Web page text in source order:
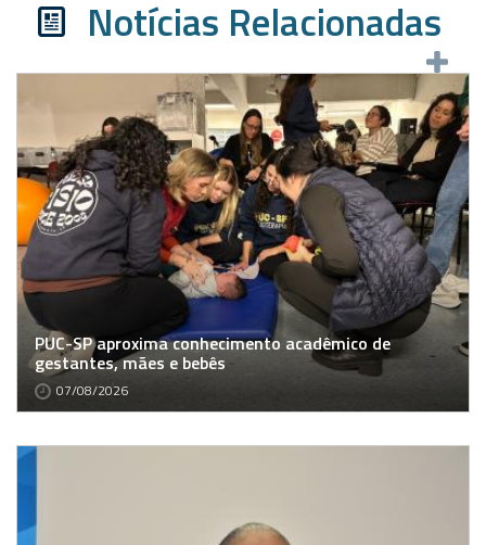
Notícias Relacionadas
PUC-SP aproxima conhecimento acadêmico de
gestantes, mães e bebês
07/08/2026